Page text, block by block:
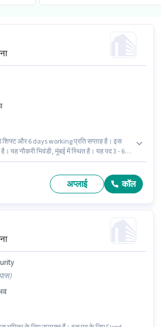
और 6 days working प्रति सप्ताह है। इस
यह नौकरी भिवंडी, मुंबई में स्थित है। यह पद 3 - 6
रूप से हायर कर रहा है।
अप्लाई कॉल
)